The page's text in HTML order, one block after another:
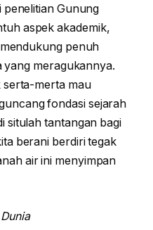
Gunung
aspek akademik,
penuh
yang meragukannya.
serta-merta mau
fondasi sejarah
situlah tantangan bagi
berani berdiri tegak
air ini menyimpan